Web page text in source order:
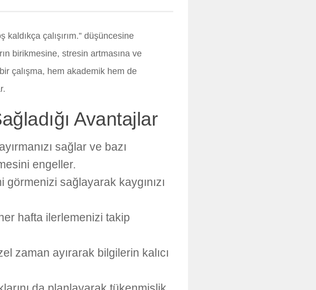
kaldıkça çalışırım.” düşüncesine
birikmesine, stresin artmasına ve
çalışma, hem akademik hem de
Avantajlar
sağlar ve bazı
engeller.
görmenizi sağlayarak kaygınızı
hafta ilerlemenizi takip
zaman ayırarak bilgilerin kalıcı